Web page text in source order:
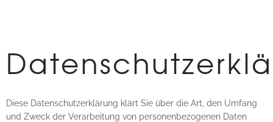
Diese Datenschutzerklärung klärt Sie über die Art, den Umfang
und Zweck der Verarbeitung von personenbezogenen Daten